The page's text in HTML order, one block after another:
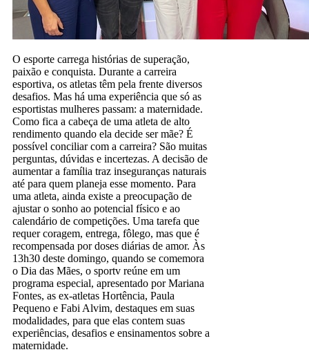
O esporte carrega histórias de superação,
paixão e conquista. Durante a carreira
esportiva, os atletas têm pela frente diversos
desafios. Mas há uma experiência que só as
esportistas mulheres passam: a maternidade.
Como fica a cabeça de uma atleta de alto
rendimento quando ela decide ser mãe? É
possível conciliar com a carreira? São muitas
perguntas, dúvidas e incertezas. A decisão de
aumentar a família traz inseguranças naturais
até para quem planeja esse momento. Para
uma atleta, ainda existe a preocupação de
ajustar o sonho ao potencial físico e ao
calendário de competições. Uma tarefa que
requer coragem, entrega, fôlego, mas que é
recompensada por doses diárias de amor. Às
13h30 deste domingo, quando se comemora
o Dia das Mães, o sportv reúne em um
programa especial, apresentado por Mariana
Fontes, as ex-atletas Hortência, Paula
Pequeno e Fabi Alvim, destaques em suas
modalidades, para que elas contem suas
experiências, desafios e ensinamentos sobre a
maternidade.